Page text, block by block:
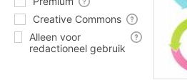
Creative Commons
Alleen voor
redactioneel gebruik